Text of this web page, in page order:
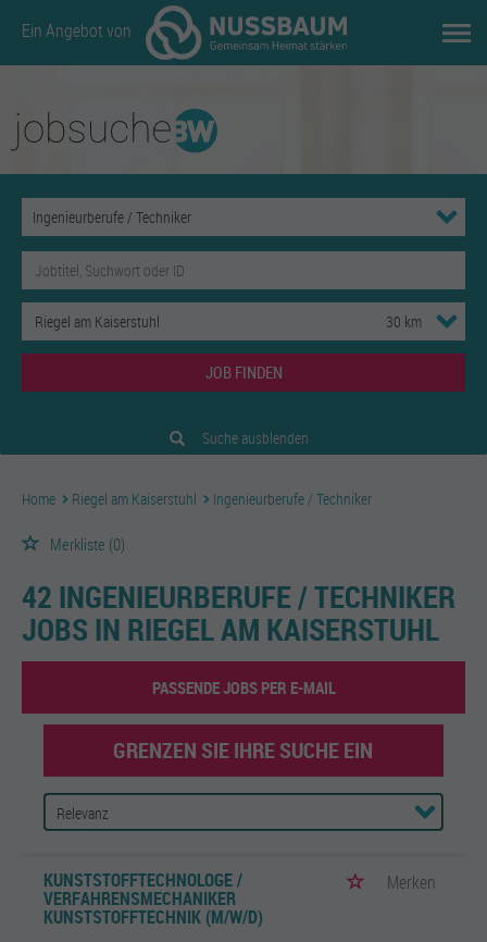
Ein Angebot von
JOB FINDEN
Suche ausblenden
Home Riegel am Kaiserstuhl Ingenieurberufe / Techniker
Merkliste (0)
42 INGENIEURBERUFE / TECHNIKER
JOBS IN RIEGEL AM KAISERSTUHL
PASSENDE JOBS PER E-MAIL
GRENZEN SIE IHRE SUCHE EIN
KUNSTSTOFFTECHNOLOGE /
VERFAHRENSMECHANIKER
KUNSTSTOFFTECHNIK (M/W/D)
Merken